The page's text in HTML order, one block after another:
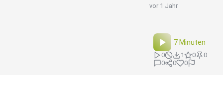
vor 1 Jahr
7 Minuten
0 1 0
0
0
0 0